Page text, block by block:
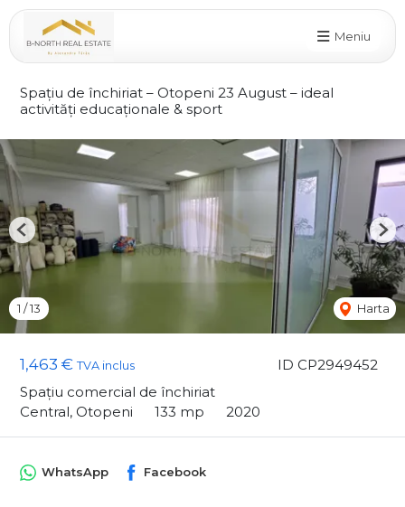
Meniu
Spațiu de închiriat – Otopeni 23 August – ideal
activități educaționale & sport
ID CP2949452
1,463 € TVA inclus
Spațiu comercial de închiriat
Central, Otopeni
133 mp 2020
1 /13 Harta
Previous
WhatsApp Facebook